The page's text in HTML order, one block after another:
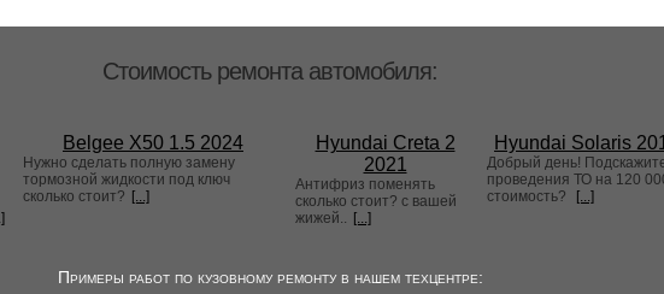
Стоимость ремонта автомобиля:
Belgee X50 1.5 2024
Нужно сделать полную замену
тормозной жидкости под ключ
сколько стоит? [...]
Hyundai Creta 2
2021
Антифриз поменять
сколько стоит? с вашей
жижей.. [...]
Hyundai Solaris
Добрый день!
проведения ТО на 120
стоимость?
[...]
Примеры работ по кузовному ремонту в нашем техцентре: